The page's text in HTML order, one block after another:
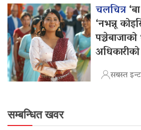
चलचित्र
‘नभन्नू
सबस्त
सम्बन्धित खवर